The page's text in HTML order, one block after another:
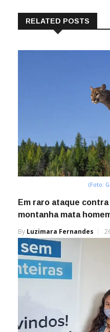
RELATED POSTS
(Foto:
Em raro ataque
montanha mata
By Luzimara Fernandes